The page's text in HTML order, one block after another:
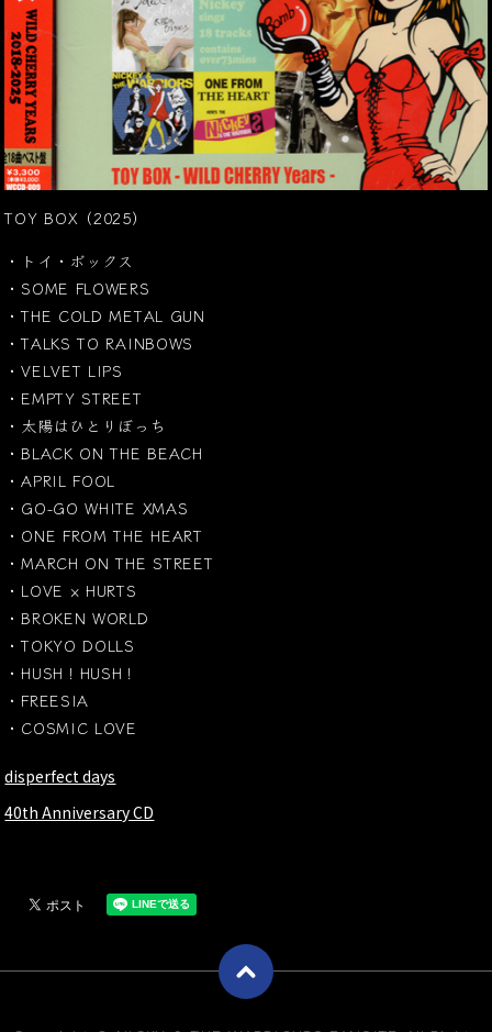
TOY BOX（2025）
・トイ・ボックス
・SOME FLOWERS
・THE COLD METAL GUN
・TALKS TO RAINBOWS
・VELVET LIPS
・EMPTY STREET
・太陽はひとりぼっち
・BLACK ON THE BEACH
・APRIL FOOL
・GO-GO WHITE XMAS
・ONE FROM THE HEART
・MARCH ON THE STREET
・LOVE × HURTS
・BROKEN WORLD
・TOKYO DOLLS
・HUSH！HUSH！
・FREESIA
・COSMIC LOVE
disperfect days
40th Anniversary CD